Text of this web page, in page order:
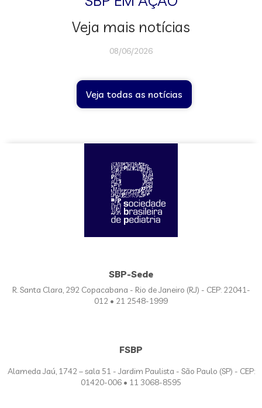
Veja mais notícias
08/06/2026
Veja todas as notícias
SBP-Sede
R. Santa Clara, 292 Copacabana - Rio de Janeiro (RJ) - CEP: 22041-
012 • 21 2548-1999
FSBP
Alameda Jaú, 1742 – sala 51 - Jardim Paulista - São Paulo (SP) - CEP:
01420-006 • 11 3068-8595